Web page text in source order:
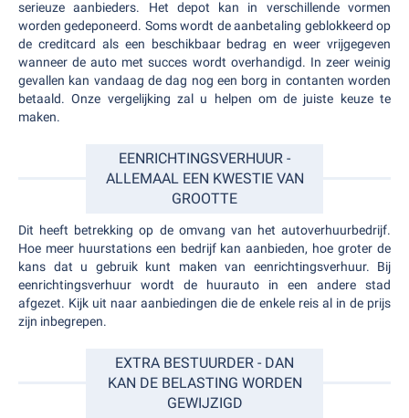
serieuze aanbieders. Het depot kan in verschillende vormen
worden gedeponeerd. Soms wordt de aanbetaling geblokkeerd op
de creditcard als een beschikbaar bedrag en weer vrijgegeven
wanneer de auto met succes wordt overhandigd. In zeer weinig
gevallen kan vandaag de dag nog een borg in contanten worden
betaald. Onze vergelijking zal u helpen om de juiste keuze te
maken.
EENRICHTINGSVERHUUR -
ALLEMAAL EEN KWESTIE VAN
GROOTTE
Dit heeft betrekking op de omvang van het autoverhuurbedrijf.
Hoe meer huurstations een bedrijf kan aanbieden, hoe groter de
kans dat u gebruik kunt maken van eenrichtingsverhuur. Bij
eenrichtingsverhuur wordt de huurauto in een andere stad
afgezet. Kijk uit naar aanbiedingen die de enkele reis al in de prijs
zijn inbegrepen.
EXTRA BESTUURDER - DAN
KAN DE BELASTING WORDEN
GEWIJZIGD